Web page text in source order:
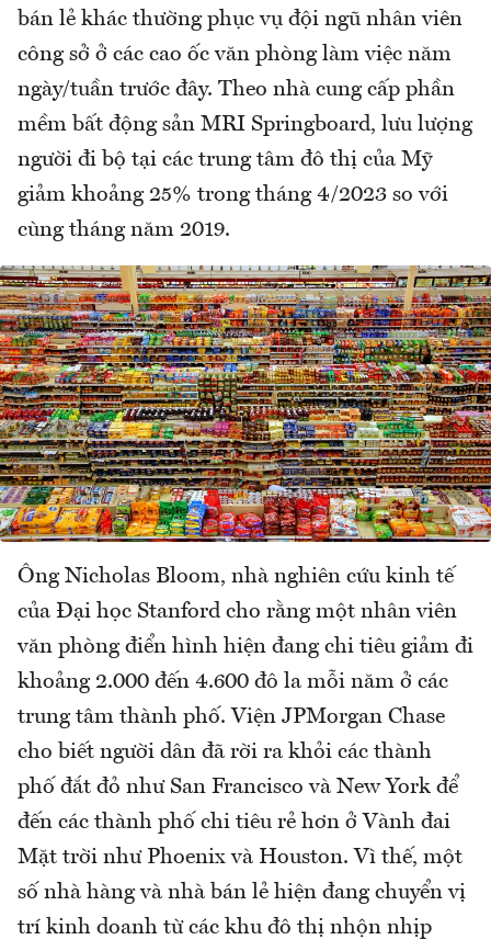
bán lẻ khác thường phục vụ đội ngũ nhân viên
công sở ở các cao ốc văn phòng làm việc năm
ngày/tuần trước đây. Theo nhà cung cấp phần
mềm bất động sản MRI Springboard, lưu lượng
người đi bộ tại các trung tâm đô thị của Mỹ
giảm khoảng 25% trong tháng 4/2023 so với
cùng tháng năm 2019.
Ông Nicholas Bloom, nhà nghiên cứu kinh tế
của Đại học Stanford cho rằng một nhân viên
văn phòng điển hình hiện đang chi tiêu giảm đi
khoảng 2.000 đến 4.600 đô la mỗi năm ở các
trung tâm thành phố. Viện JPMorgan Chase
cho biết người dân đã rời ra khỏi các thành
phố đắt đỏ như San Francisco và New York để
đến các thành phố chi tiêu rẻ hơn ở Vành đai
Mặt trời như Phoenix và Houston. Vì thế, một
số nhà hàng và nhà bán lẻ hiện đang chuyển vị
trí kinh doanh từ các khu đô thị nhộn nhịp